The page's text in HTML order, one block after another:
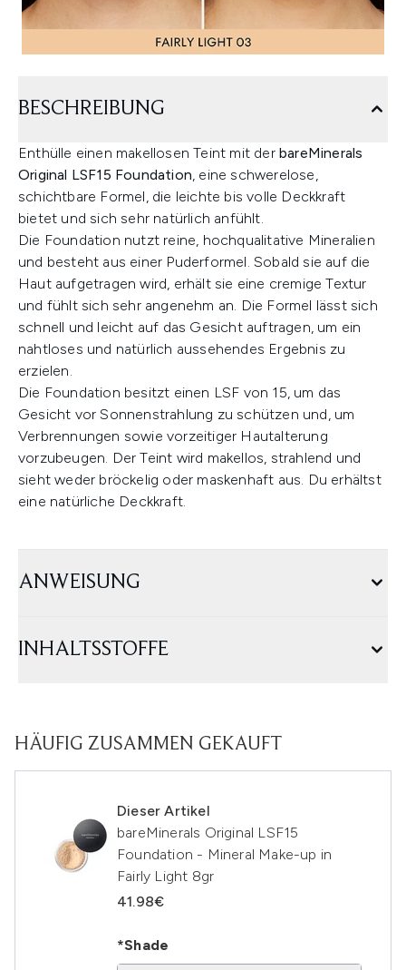
BESCHREIBUNG
Enthülle einen makellosen Teint mit der bareMinerals
Original LSF15 Foundation, eine schwerelose,
schichtbare Formel, die leichte bis volle Deckkraft
bietet und sich sehr natürlich anfühlt.
Die Foundation nutzt reine, hochqualitative Mineralien
und besteht aus einer Puderformel. Sobald sie auf die
Haut aufgetragen wird, erhält sie eine cremige Textur
und fühlt sich sehr angenehm an. Die Formel lässt sich
schnell und leicht auf das Gesicht auftragen, um ein
nahtloses und natürlich aussehendes Ergebnis zu
erzielen.
Die Foundation besitzt einen LSF von 15, um das
Gesicht vor Sonnenstrahlung zu schützen und, um
Verbrennungen sowie vorzeitiger Hautalterung
vorzubeugen. Der Teint wird makellos, strahlend und
sieht weder bröckelig oder maskenhaft aus. Du erhältst
eine natürliche Deckkraft.
ANWEISUNG
INHALTSSTOFFE
HÄUFIG ZUSAMMEN GEKAUFT
Dieser Artikel
bareMinerals Original LSF15
Foundation - Mineral Make-up in
Fairly Light 8gr
41.98€
*Shade